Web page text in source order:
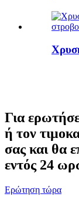
Για
ή τον
σας και θα
εντός 24
Ερώτηση τώρα